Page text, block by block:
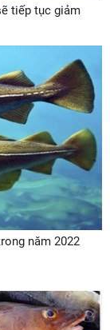
tiếp tục giảm
năm 2022